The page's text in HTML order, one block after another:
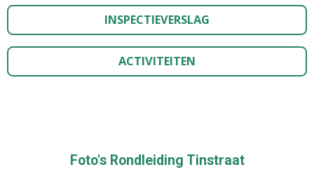
INSPECTIEVERSLAG
ACTIVITEITEN
Foto's Rondleiding Tinstraat